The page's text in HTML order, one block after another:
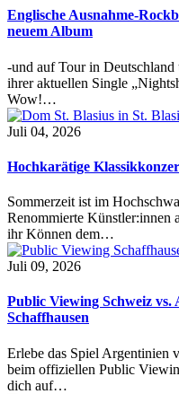
Englische Ausnahme-
neuem Album
-und auf Tour in Deutschland
ihrer aktuellen Single
Wow!…
Juli 04, 2026
Hochkarätige
Sommerzeit ist im
Renommierte Künstler:innen
ihr Können dem…
Juli 09, 2026
Public Viewing Schweiz
Schaffhausen
Erlebe das Spiel Argentinien
beim offiziellen Public
dich auf…